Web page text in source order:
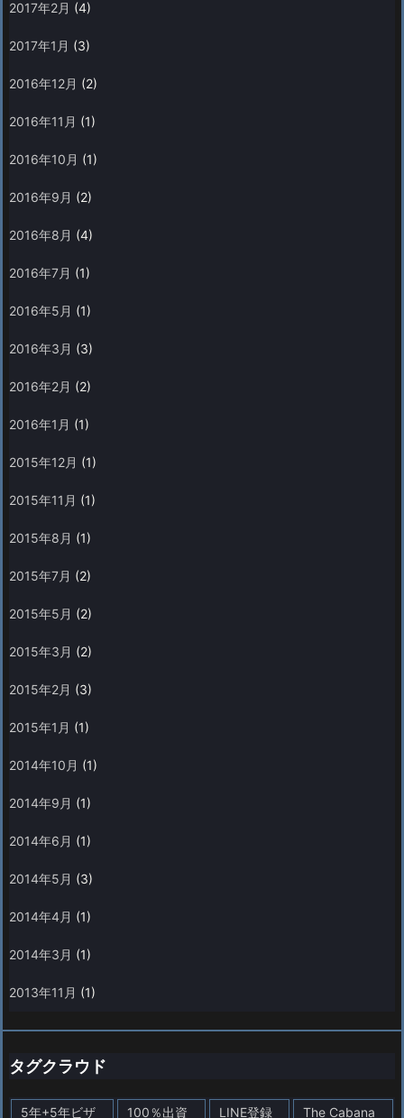
2017年2月 (4)
2017年1月 (3)
2016年12月 (2)
2016年11月 (1)
2016年10月 (1)
2016年9月 (2)
2016年8月 (4)
2016年7月 (1)
2016年5月 (1)
2016年3月 (3)
2016年2月 (2)
2016年1月 (1)
2015年12月 (1)
2015年11月 (1)
2015年8月 (1)
2015年7月 (2)
2015年5月 (2)
2015年3月 (2)
2015年2月 (3)
2015年1月 (1)
2014年10月 (1)
2014年9月 (1)
2014年6月 (1)
2014年5月 (3)
2014年4月 (1)
2014年3月 (1)
2013年11月 (1)
タグクラウド
5年+5年ビザ 100％出資 LINE登録 The Cabana